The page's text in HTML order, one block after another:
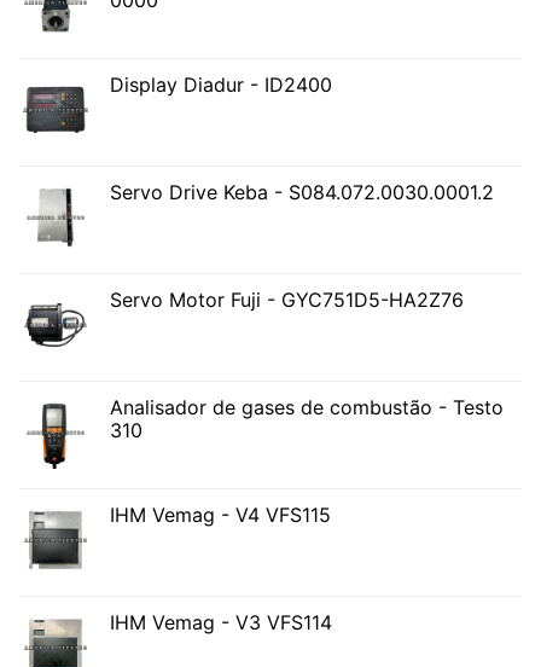
Display Diadur - ID2400
Servo Drive Keba - S084.072.0030.0001.2
Servo Motor Fuji - GYC751D5-HA2Z76
Analisador de gases de combustão - Testo
310
IHM Vemag - V4 VFS115
IHM Vemag - V3 VFS114